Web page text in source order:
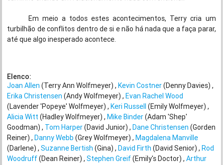
Em meio a todos estes acontecimentos, Terry cria um
turbilhão de conflitos dentro de si e não há nada que a faça parar,
até que algo inesperado acontece.
Elenco:
Joan Allen (Terry Ann Wolfmeyer) Kevin Costner(Denny Davies)
Erika Christensen (Andy Wolfmeyer) Evan Rachel Wood
(Lavender 'Popeye' Wolfmeyer) Keri Russell (Emily Wolfmeyer)
Alicia Witt (Hadley Wolfmeyer) Mike Binder(Adam 'Shep'
Goodman) Tom Harper(David Junior) Dane Christensen (Gorden
Reiner) Danny Webb (Grey Wolfmeyer) Magdalena Manville
(Darlene) Suzanne Bertish (Gina) David Firth (David Senior) Rod
Woodruff(Dean Reiner) Stephen Greif(Emily's Doctor) Arthur